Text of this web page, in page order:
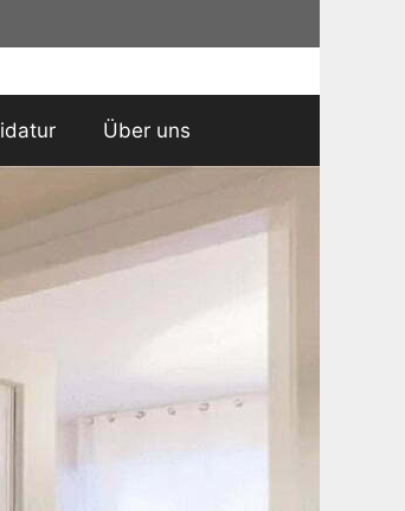
Über uns